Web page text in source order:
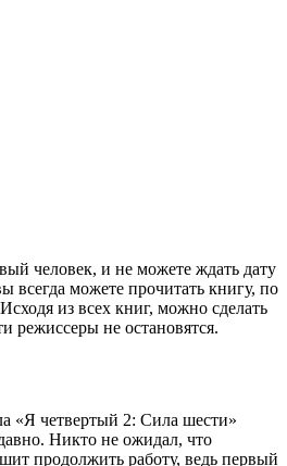
человек, и не можете ждать дату
всегда можете прочитать книгу, по
из всех книг, можно сделать
режиссеры не остановятся.
«Я четвертый 2: Сила шести»
Никто не ожидал, что
продолжить работу, ведь первый